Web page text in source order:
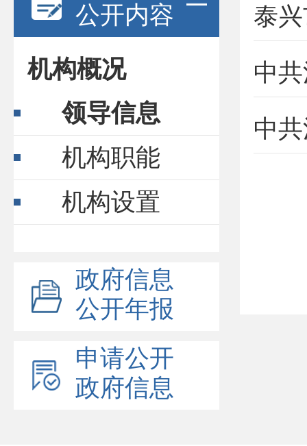
公开内容
机构概况
领导信息
机构职能
机构设置
政府信息
公开年报
申请公开
政府信息
泰